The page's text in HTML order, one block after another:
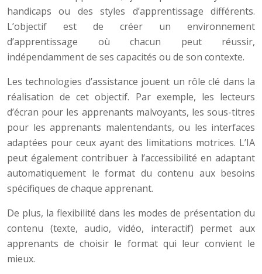
handicaps ou des styles d’apprentissage différents.
L’objectif est de créer un environnement
d’apprentissage où chacun peut réussir,
indépendamment de ses capacités ou de son contexte.
Les technologies d’assistance jouent un rôle clé dans la
réalisation de cet objectif. Par exemple, les lecteurs
d’écran pour les apprenants malvoyants, les sous-titres
pour les apprenants malentendants, ou les interfaces
adaptées pour ceux ayant des limitations motrices. L’IA
peut également contribuer à l’accessibilité en adaptant
automatiquement le format du contenu aux besoins
spécifiques de chaque apprenant.
De plus, la flexibilité dans les modes de présentation du
contenu (texte, audio, vidéo, interactif) permet aux
apprenants de choisir le format qui leur convient le
mieux.